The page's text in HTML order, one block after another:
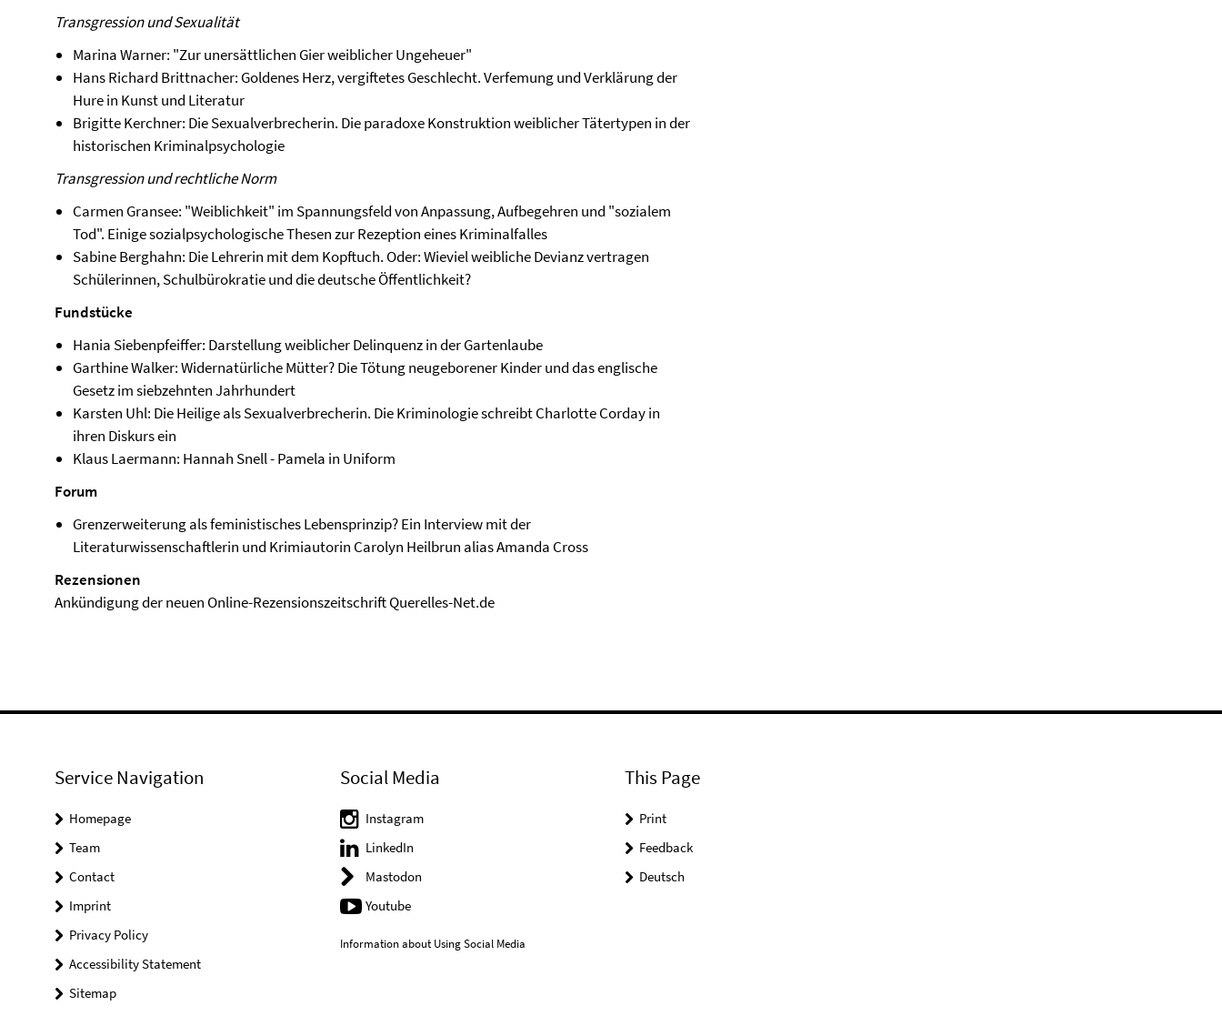
Transgression und Sexualität
Marina Warner: "Zur unersättlichen Gier weiblicher Ungeheuer"
Hans Richard Brittnacher: Goldenes Herz, vergiftetes Geschlecht. Verfemung und Verklärung der
Hure in Kunst und Literatur
Brigitte Kerchner: Die Sexualverbrecherin. Die paradoxe Konstruktion weiblicher Tätertypen in der
historischen Kriminalpsychologie
Transgression und rechtliche Norm
Carmen Gransee: "Weiblichkeit" im Spannungsfeld von Anpassung, Aufbegehren und "sozialem
Tod". Einige sozialpsychologische Thesen zur Rezeption eines Kriminalfalles
Sabine Berghahn: Die Lehrerin mit dem Kopftuch. Oder: Wieviel weibliche Devianz vertragen
Schülerinnen, Schulbürokratie und die deutsche Öffentlichkeit?
Fundstücke
Hania Siebenpfeiffer: Darstellung weiblicher Delinquenz in der Gartenlaube
Garthine Walker: Widernatürliche Mütter? Die Tötung neugeborener Kinder und das englische
Gesetz im siebzehnten Jahrhundert
Karsten Uhl: Die Heilige als Sexualverbrecherin. Die Kriminologie schreibt Charlotte Corday in
ihren Diskurs ein
Klaus Laermann: Hannah Snell - Pamela in Uniform
Forum
Grenzerweiterung als feministisches Lebensprinzip? Ein Interview mit der
Literaturwissenschaftlerin und Krimiautorin Carolyn Heilbrun alias Amanda Cross
Rezensionen
Ankündigung der neuen Online-Rezensionszeitschrift Querelles-Net.de
Service Navigation
Homepage
Team
Contact
Imprint
Privacy Policy
Accessibility Statement
Sitemap
Social Media
Instagram
LinkedIn
Mastodon
Youtube
Information about Using Social Media
This Page
Print
Feedback
Deutsch